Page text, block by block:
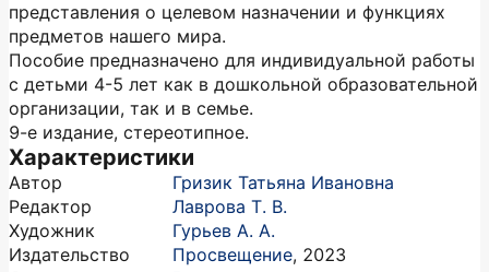
представления о целевом назначении и функциях
предметов нашего мира.
Пособие предназначено для индивидуальной работы
с детьми 4-5 лет как в дошкольной образовательной
организации, так и в семье.
9-е издание, стереотипное.
Характеристики
Автор
Гризик Татьяна Ивановна
Редактор
Лаврова Т. В.
Художник
Гурьев А. А.
Издательство
Просвещение, 2023